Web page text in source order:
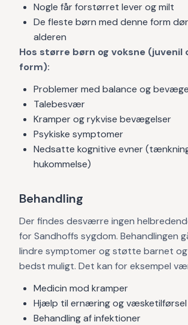
Nogle får forstørret lever og milt
De fleste børn med denne form
alderen
Hos større børn og voksne (juvenil
form):
Problemer med balance og
Talebesvær
Kramper og rykvise bevægelser
Psykiske symptomer
Nedsatte kognitive evner
hukommelse)
Behandling
Der findes desværre ingen
for Sandhoffs sygdom. Behandlingen
lindre symptomer og støtte barnet og
bedst muligt. Det kan for eksempel
Medicin mod kramper
Hjælp til ernæring og væsketilførsel
Behandling af infektioner